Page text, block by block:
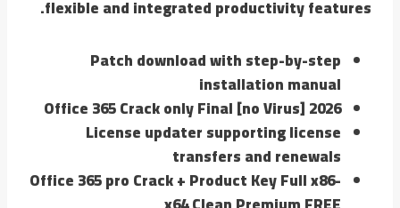
flexible and integrated productivity features.
Patch download with step-by-step
installation manual
Office 365 Crack only Final [no Virus] 2026
License updater supporting license
transfers and renewals
Office 365 pro Crack + Product Key Full x86-